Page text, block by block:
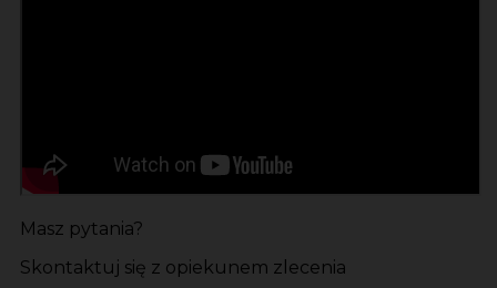
Masz pytania?
Skontaktuj się z opiekunem zlecenia